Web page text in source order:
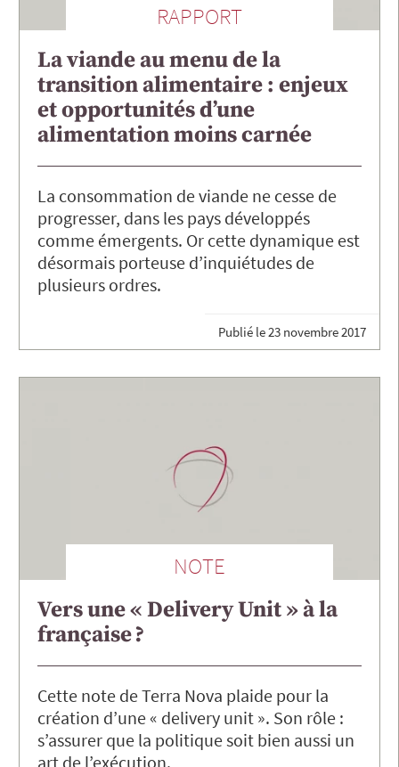
RAPPORT
La viande au menu de la
transition alimentaire : enjeux
et opportunités d’une
alimentation moins carnée
La consommation de viande ne cesse de
progresser, dans les pays développés
comme émergents. Or cette dynamique est
désormais porteuse d’inquiétudes de
plusieurs ordres.
Publié le23 novembre 2017
NOTE
Vers une « Delivery Unit » à la
française ?
Cette note de Terra Nova plaide pour la
création d’une « delivery unit ». Son rôle :
s’assurer que la politique soit bien aussi un
art de l’exécution.